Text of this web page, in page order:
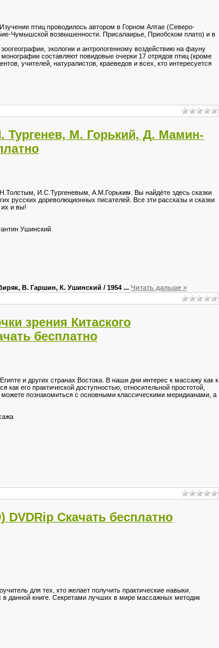
птиц проводилось автором в Горном Алтае (Северо-
Чумышской возвышенности. Присалаирье, Приобском плато) и в
экологии и антропогенному воздействию на фауну
составляют повидовые очерки 17 отрядов птиц (кроме
учителей, натуралистов, краеведов и всех, кто интересуется
Тургенев, М. Горький, Д. Мамин-
И.С.Тургеневым, А.М.Горьким. Вы найдёте здесь сказки
русских дореволюционных писателей. Все зти рассказы и сказки
их и вы!
Ушинский
В. Гаршин, К. Ушинский / 1954 ... Читать дальше »
зрения Китаского
бесплатно
и других странах Востока. В наши дни интерес к массажу как к
его практической доступностью, относительной простотой,
познакомиться с основными классическими меридианами, а
Скачать бесплатно
для тех, кто желает получить практические навыки.
данной книге. Секретами лучших в мире массажных методик